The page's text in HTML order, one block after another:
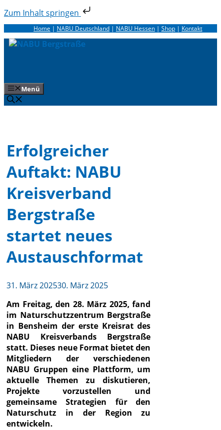
Zum Inhalt springen
Zum
Inhalt
springen
Home | NABU Deutschland | NABU Hessen | Shop | Kontakt
Menü
Erfolgreicher
Auftakt: NABU
Kreisverband
Bergstraße
startet neues
Austauschformat
31. März 202530. März 2025
Am Freitag, den 28. März 2025, fand
im Naturschutzzentrum Bergstraße
in Bensheim der erste Kreisrat des
NABU Kreisverbands Bergstraße
statt. Dieses neue Format bietet den
Mitgliedern der verschiedenen
NABU Gruppen eine Plattform, um
aktuelle Themen zu diskutieren,
Projekte vorzustellen und
gemeinsame Strategien für den
Naturschutz in der Region zu
entwickeln.